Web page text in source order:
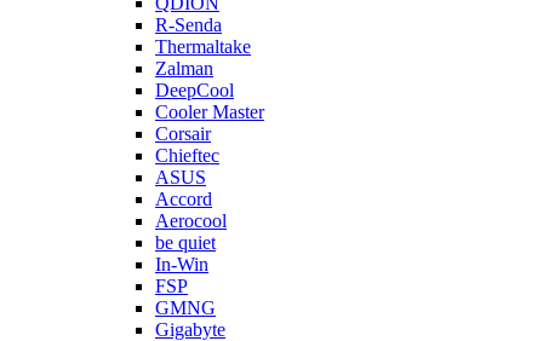
R-Senda
Thermaltake
Zalman
DeepCool
Cooler Master
Corsair
Chieftec
ASUS
Accord
Aerocool
be quiet
In-Win
FSP
GMNG
Gigabyte